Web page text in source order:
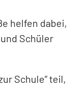
helfen dabei,
Schüler
Schule“ teil,